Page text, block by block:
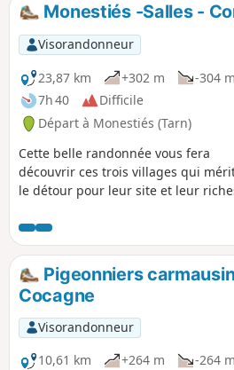
Monestiés -Salles -
Visorandonneur
23,87 km
+302 m
-304 m
7h 40
Difficile
Départ à Monestiés (Tarn)
Cette belle randonnée vous fera
découvrir ces trois villages qui
le détour pour leur site et leur
offre de belles perspectives sur
l'Albigeois et le Carmausin.
Pigeonniers
Cocagne
Visorandonneur
10,61 km
+264 m -264 m